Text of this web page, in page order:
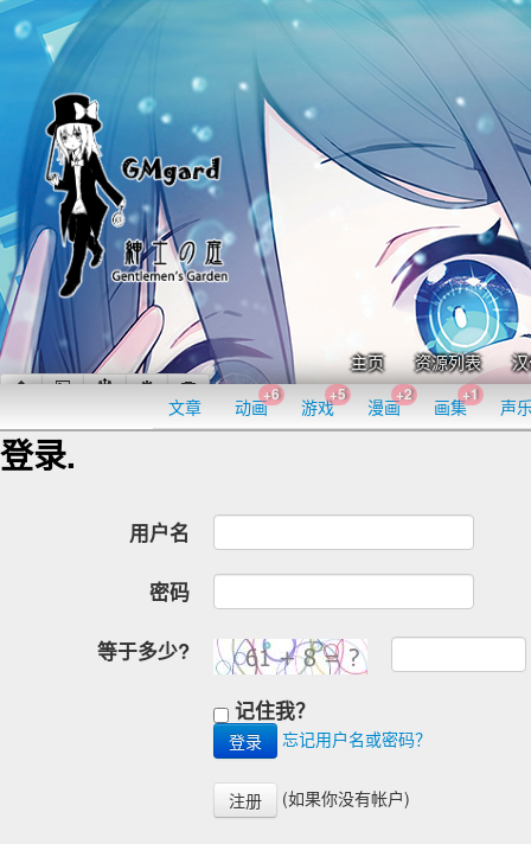
主页 资源列表
文章 动画
+6
游戏
+5
漫画
+2
画集
+1
声
登录.
用户名
密码
等于多少?
记住我？
忘记用户名或密码？
注册 (如果你没有帐户)